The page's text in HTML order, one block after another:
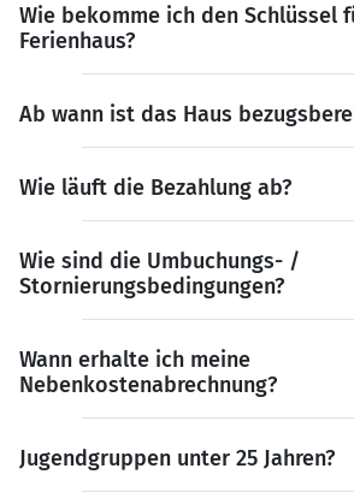
Wie bekomme ich den Schlüssel
Ferienhaus?
Ab wann ist das Haus
Wie läuft die Bezahlung ab?
Wie sind die Umbuchungs- /
Stornierungsbedingungen?
Wann erhalte ich meine
Nebenkostenabrechnung?
Jugendgruppen unter 25 Jahren?